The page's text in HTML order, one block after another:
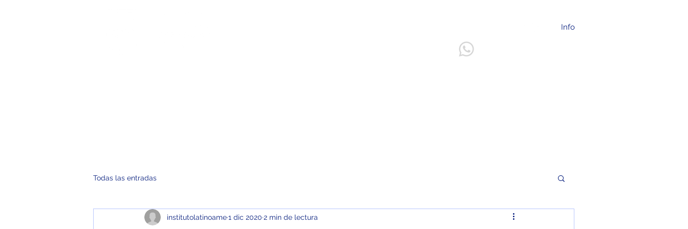
Info
Todas las entradas
institutolatinoame1 dic 2020 2 min de lectura